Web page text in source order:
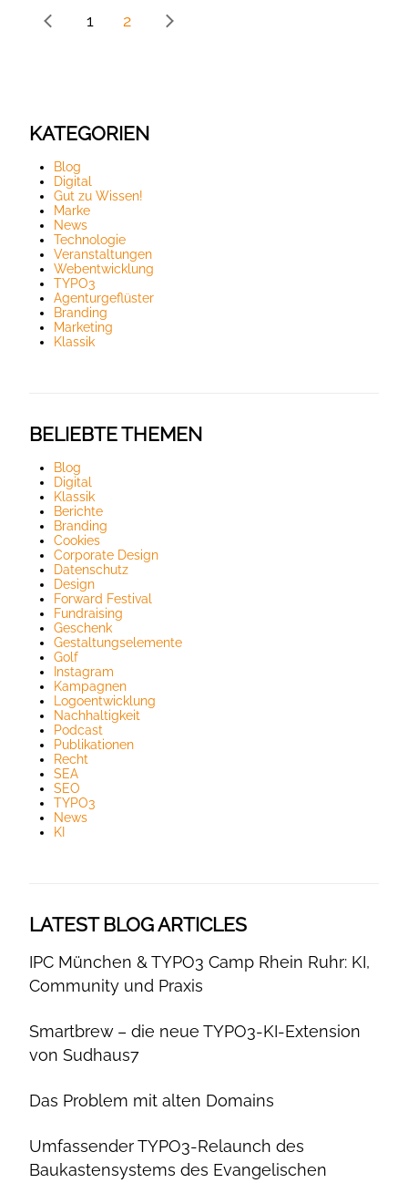
1 2
KATEGORIEN
Blog
Digital
Gut zu Wissen!
Marke
News
Technologie
Veranstaltungen
Webentwicklung
TYPO3
Agenturgeflüster
Branding
Marketing
Klassik
BELIEBTE THEMEN
Blog
Digital
Klassik
Berichte
Branding
Cookies
Corporate Design
Datenschutz
Design
Forward Festival
Fundraising
Geschenk
Gestaltungselemente
Golf
Instagram
Kampagnen
Logoentwicklung
Nachhaltigkeit
Podcast
Publikationen
Recht
SEA
SEO
TYPO3
News
KI
LATEST BLOG ARTICLES
IPC München & TYPO3 Camp Rhein Ruhr: KI,
Community und Praxis
Smartbrew – die neue TYPO3-KI-Extension
von Sudhaus7
Das Problem mit alten Domains
Umfassender TYPO3-Relaunch des
Baukastensystems des Evangelischen